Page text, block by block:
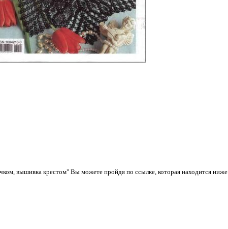
вышивка крестом" Вы можете пройдя по ссылке, которая находится ниже.